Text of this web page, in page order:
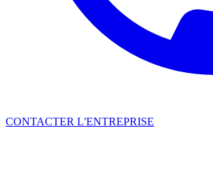
CONTACTER L'ENTREPRISE